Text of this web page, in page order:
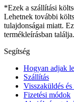
*Ezek a szállítási
Lehetnek további
tulajdonságai miatt.
termékleírásban találja.
Segítség
Hogyan adjak
Szállítás
Visszaküldés és
Fizetési módok